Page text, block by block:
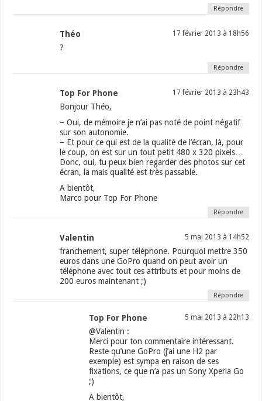
Répondre
Théo 17 février 2013 à 18h56
?
Répondre
Top For Phone 17 février 2013 à 23h43
Bonjour Théo,
– Oui, de mémoire je n’ai pas noté de point négatif
sur son autonomie.
– Et pour ce qui est de la qualité de l’écran, là, pour
le coup, on est sur un tout petit 480 x 320 pixels…
Donc, oui, tu peux bien regarder des photos sur cet
écran, la mais qualité est très passable.
A bientôt,
Marco pour Top For Phone
Répondre
Valentin 5 mai 2013 à 14h52
franchement, super téléphone. Pourquoi mettre 350
euros dans une GoPro quand on peut avoir un
téléphone avec tout ces attributs et pour moins de
200 euros maintenant ;)
Répondre
Top For Phone 5 mai 2013 à 22h13
@Valentin :
Merci pour ton commentaire intéressant.
Reste qu’une GoPro (j’ai une H2 par
exemple) est sympa en raison de ses
fixations, ce que n’a pas un Sony Xperia Go
;)
A bientôt,